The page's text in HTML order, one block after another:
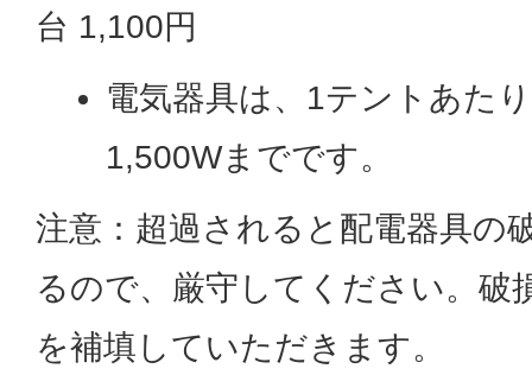
台 1,100円
電気器具は、1テントあた
1,500Wまでです。
注意：超過されると配電器具の
るので、厳守してください。破
を補填していただきます。